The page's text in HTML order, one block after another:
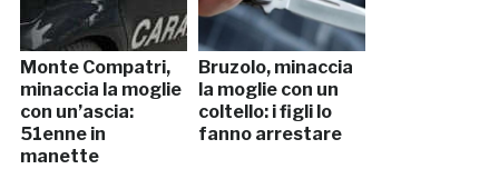
Monte Compatri,
minaccia la moglie
con un’ascia:
51enne in
manette
Bruzolo, minaccia
la moglie con un
coltello: i figli lo
fanno arrestare